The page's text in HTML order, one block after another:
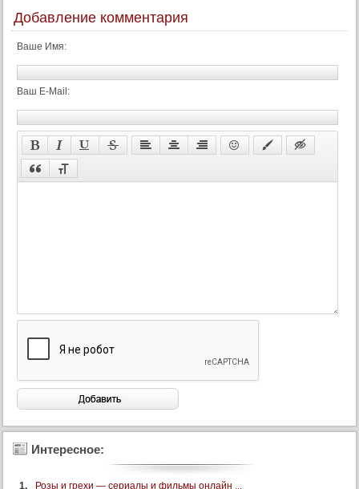
44 серия
44 серия (суб)
45 серия (суб)
46 серия (суб)
47 серия
47 серия (суб)
51 серия (суб)
52 серия (суб)
54 серия (суб)
Добавление комментария
Ваше Имя:
Ваш E-Mail:
Интересное:
Розы и грехи — сериалы и фильмы онлайн ...